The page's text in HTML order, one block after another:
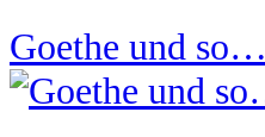
Goethe und so…